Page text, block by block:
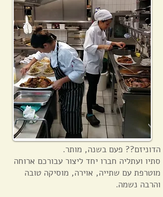
הדוניזם?? פעם בשנה, מותר.
סתיו ועתליה חברו יחד ליצור עבורכם ארוחה
מוטרפת עם שתייה, אוירה, מוסיקה טובה
והרבה נשמה.